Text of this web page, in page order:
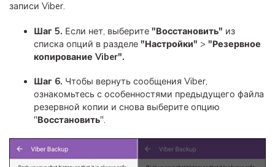
записи Viber.
Шаг 5. Если нет, выберите "Восстановить" из
списка опций в разделе "Настройки" > "Резервное
копирование Viber".
Шаг 6. Чтобы вернуть сообщения Viber,
ознакомьтесь с особенностями предыдущего файла
резервной копии и снова выберите опцию
"Восстановить".